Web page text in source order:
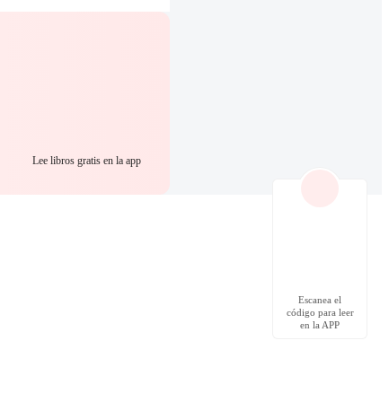
Lee libros gratis en la app
Escanea el
código para leer
en la APP